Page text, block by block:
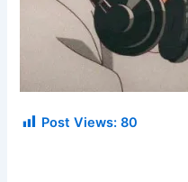
Post Views: 80